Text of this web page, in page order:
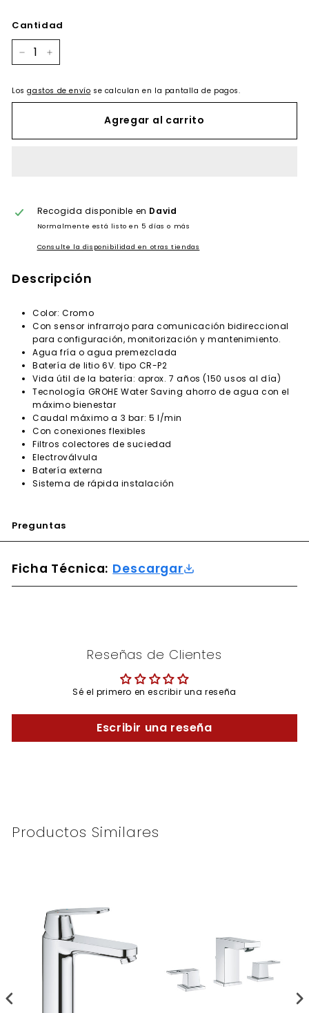
Cantidad
Losgastos de envío se calculan en la pantalla de pagos.
Agregar al carrito
Recogida disponible en David
Normalmente está listo en 5 días o más
Consulte la disponibilidad en otras tiendas
Descripción
Color: Cromo
Con sensor infrarrojo para comunicación bidireccional
para configuración, monitorización y mantenimiento.
Agua fría o agua premezclada
Batería de litio 6V. tipo CR-P2
Vida útil de la batería: aprox. 7 años (150 usos al día)
Tecnología GROHE Water Saving ahorro de agua con el
máximo bienestar
Caudal máximo a 3 bar: 5 l/min
Con conexiones flexibles
Filtros colectores de suciedad
Electroválvula
Batería externa
Sistema de rápida instalación
Preguntas
Ficha Técnica: Descargar
Reseñas de Clientes
Sé el primero en escribir una reseña
Escribir una reseña
Productos Similares